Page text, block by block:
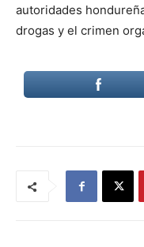
autoridades
drogas y el crimen